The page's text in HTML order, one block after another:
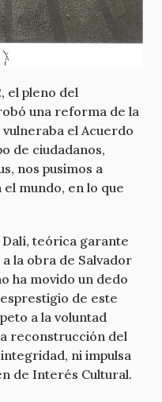
el pleno del
una reforma de la
el Acuerdo
de ciudadanos,
nos pusimos a
mundo, en lo que
Dalí, teórica garante
la obra de Salvador
ha movido un dedo
de este
a la voluntad
reconstrucción del
ni impulsa
de Interés Cultural.